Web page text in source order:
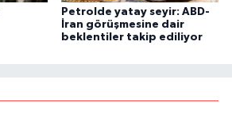
Petrolde yatay seyir: ABD-
İran görüşmesine dair
beklentiler takip ediliyor